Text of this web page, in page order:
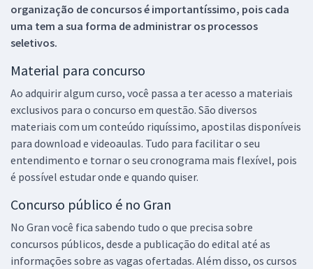
organização de concursos é importantíssimo, pois cada
uma tem a sua forma de administrar os processos
seletivos.
Material para concurso
Ao adquirir algum curso, você passa a ter acesso a materiais
exclusivos para o concurso em questão. São diversos
materiais com um conteúdo riquíssimo, apostilas disponíveis
para download e videoaulas. Tudo para facilitar o seu
entendimento e tornar o seu cronograma mais flexível, pois
é possível estudar onde e quando quiser.
Concurso público é no Gran
No Gran você fica sabendo tudo o que precisa sobre
concursos públicos, desde a publicação do edital até as
informações sobre as vagas ofertadas. Além disso, os cursos